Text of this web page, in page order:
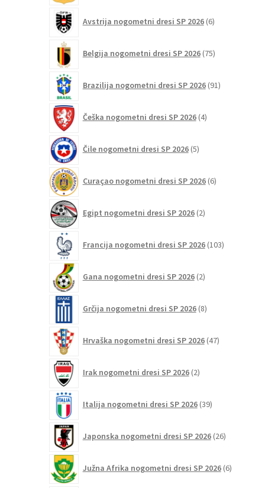
Avstrija nogometni dresi SP 2026 6izdelkov
Belgija nogometni dresi SP 2026 75izdelkov
Brazilija nogometni dresi SP 2026 91izdelkov
Češka nogometni dresi SP 2026 4izdelki
Čile nogometni dresi SP 2026 5izdelkov
Curaçao nogometni dresi SP 2026 6izdelkov
Egipt nogometni dresi SP 2026 2izdelka
Francija nogometni dresi SP 2026 103izdelki
Gana nogometni dresi SP 2026 2izdelka
Grčija nogometni dresi SP 2026 8izdelkov
Hrvaška nogometni dresi SP 2026 47izdelkov
Irak nogometni dresi SP 2026 2izdelka
Italija nogometni dresi SP 2026 39izdelkov
Japonska nogometni dresi SP 2026 26izdelkov
Južna Afrika nogometni dresi SP 2026 6izdelkov